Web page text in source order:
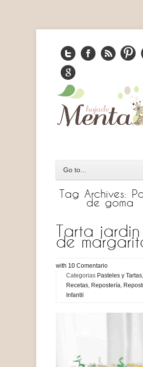
Tag Archives:
de goma
Tarta jardin
de
with 10 Comentario
Categorias Pasteles y Tartas,
Recetas, Repostería,
Infantil